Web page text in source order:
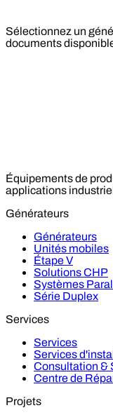
Sélectionnez un
documents
Équipements de
applications
Générateurs
Générateurs
Unités mobiles
Étape V
Solutions CHP
Systèmes
Série Duplex
Services
Services
Services
Consultation &
Centre de
Projets